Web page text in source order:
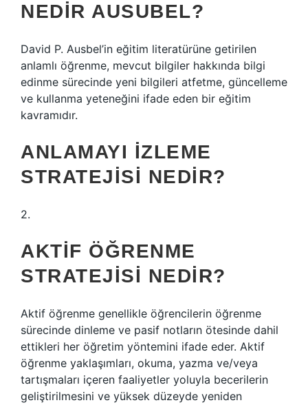
NEDIR AUSUBEL?
David P. Ausbel’in eğitim literatürüne getirilen
anlamlı öğrenme, mevcut bilgiler hakkında bilgi
edinme sürecinde yeni bilgileri atfetme, güncelleme
ve kullanma yeteneğini ifade eden bir eğitim
kavramıdır.
ANLAMAYI IZLEME
STRATEJISI NEDIR?
2.
AKTIF ÖĞRENME
STRATEJISI NEDIR?
Aktif öğrenme genellikle öğrencilerin öğrenme
sürecinde dinleme ve pasif notların ötesinde dahil
ettikleri her öğretim yöntemini ifade eder. Aktif
öğrenme yaklaşımları, okuma, yazma ve/veya
tartışmaları içeren faaliyetler yoluyla becerilerin
geliştirilmesini ve yüksek düzeyde yeniden